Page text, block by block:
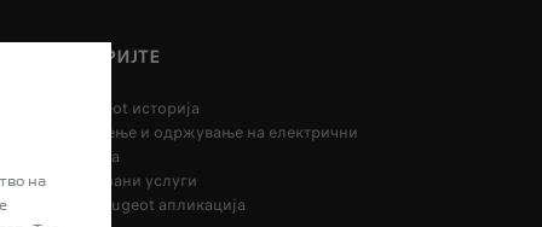
ОТКРИЈТЕ
Peugeot историја
Полнење и одржување на електрични
возила
Поврзани услуги
My Peugeot апликација
на